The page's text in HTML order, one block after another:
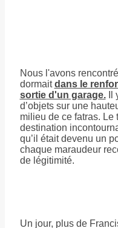
Nous l'avons
dormaitdans le
sortie d'un garage.Il
d’objets sur une
milieu de ce fatras. Le
destination
qu’il était devenu un
chaque maraudeur
de légitimité.
Un jour, plus de